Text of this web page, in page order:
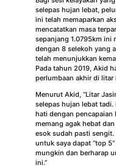
selepas hujan lebat,
ini telah memaparkan
mencatatkan masa
sepanjang 1.0795km ini
dengan 8 selekoh yang
telah menunjukkan
Pada tahun 2019, Akid
perlumbaan akhir di litar
Menurut Akid, “Litar
selepas hujan lebat
hati dengan pencapaian
memang agak hebat
esok sudah pasti sengit.
untuk saya dapat “top
mungkin dan berharap
ini.”